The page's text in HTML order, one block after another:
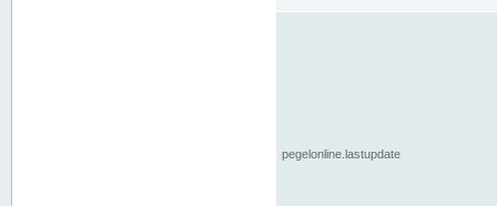
pegelonline.lastupdate